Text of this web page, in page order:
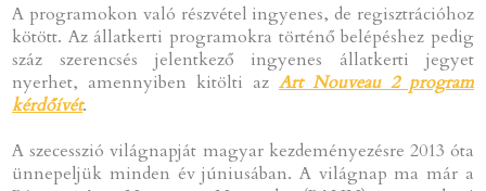
A programokon való részvétel ingyenes, de regisztrációhoz
kötött. Az állatkerti programokra történő belépéshez pedig
száz szerencsés jelentkező ingyenes állatkerti jegyet
nyerhet, amennyiben kitölti az Art Nouveau 2 program
kérdőívét.
A szecesszió világnapját magyar kezdeményezésre 2013 óta
ünnepeljük minden év júniusában. A világnap ma már a